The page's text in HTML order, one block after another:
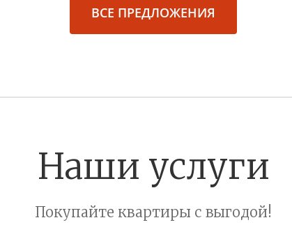
ВСЕ ПРЕДЛОЖЕНИЯ
Наши услуги
Покупайте квартиры с выгодой!